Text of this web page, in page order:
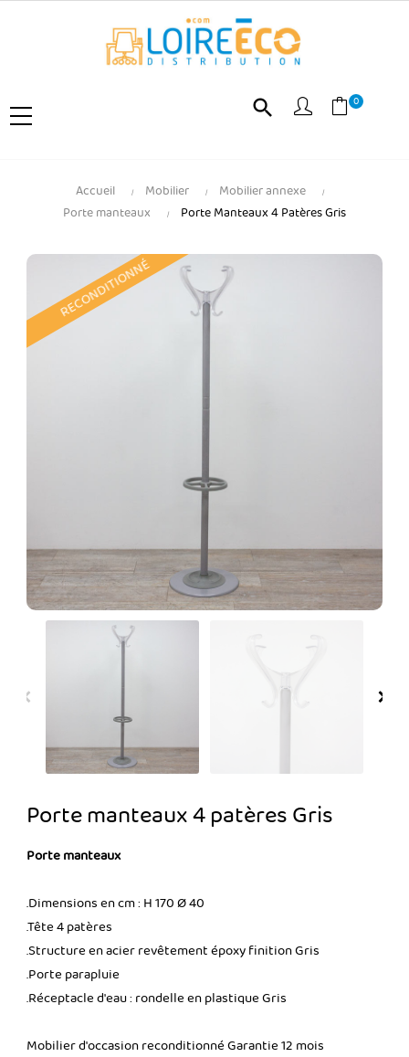
search 0
Accueil Mobilier
Mobilier annexe
Porte manteaux
Porte Manteaux 4 Patères Gris
RECONDITIONNÉ
Porte manteaux 4 patères Gris
Porte manteaux
.Dimensions en cm : H 170 Ø 40
.Tête 4 patères
.Structure en acier revêtement époxy finition Gris
.Porte parapluie
.Réceptacle d'eau : rondelle en plastique Gris
Mobilier d'occasion reconditionné Garantie 12 mois